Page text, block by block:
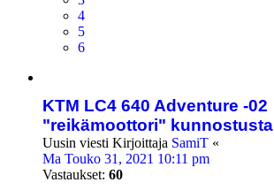
4
5
6
KTM LC4 640 Adventure -02
"reikämoottori" kunnostusta
Uusin viesti Kirjoittaja SamiT «
Ma Touko 31, 2021 10:11 pm
Vastaukset: 60